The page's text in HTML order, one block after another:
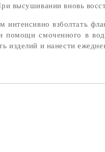
высушивании вновь
интенсивно взболтать
помощи смоченного в
изделий и нанести